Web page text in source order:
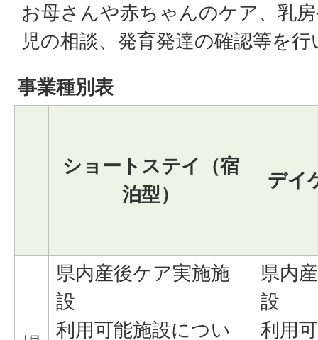
お母さんや赤ちゃんのケア、乳
児の相談、発育発達の確認等を
事業種別表
ショートステイ（宿
泊型）
デイ
県内産後ケア実施施
設
利用可能施設につい
県内
設
利用